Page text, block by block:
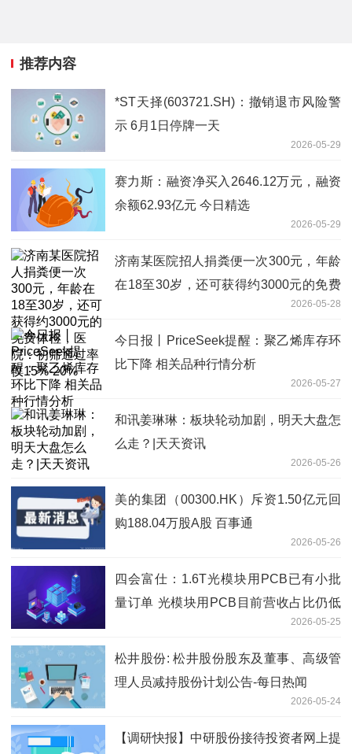
推荐内容
*ST天择(603721.SH)：撤销退市风险警
示 6月1日停牌一天
2026-05-29
赛力斯：融资净买入2646.12万元，融资
余额62.93亿元 今日精选
2026-05-29
济南某医院招人捐粪便一次300元，年龄
在18至30岁，还可获得约3000元的免费
体检，医院：初筛通过率仅15%-20%
2026-05-28
今日报丨PriceSeek提醒：聚乙烯库存环
比下降 相关品种行情分析
2026-05-27
和讯姜琳琳：板块轮动加剧，明天大盘怎
么走？|天天资讯
2026-05-26
美的集团（00300.HK）斥资1.50亿元回
购188.04万股A股 百事通
2026-05-26
四会富仕：1.6T光模块用PCB已有小批
量订单 光模块用PCB目前营收占比仍低
2026-05-25
松井股份: 松井股份股东及董事、高级管
理人员减持股份计划公告-每日热闻
2026-05-24
【调研快报】中研股份接待投资者网上提